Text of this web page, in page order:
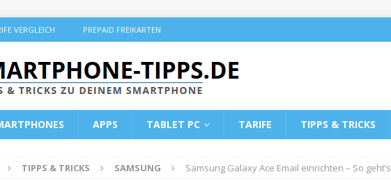
VERGLEICH PREPAID FREIKARTEN
APPS TABLET PC TARIFE TIPPS & TRICKS
TIPPS & TRICKS SAMSUNG Samsung Galaxy Ace Email einrichten – So geht‘s